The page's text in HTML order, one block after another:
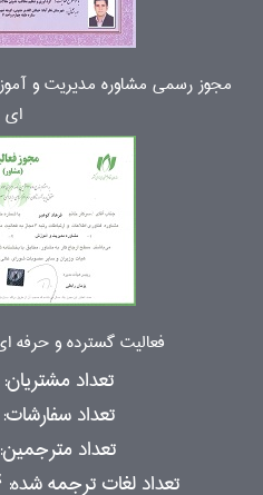
مجوز رسمی مشاوره مدیریت و
ای
فعالیت گسترده و حرفه
تعداد مشتریان:
تعداد سفارشات:
تعداد مترجمین:
تعداد لغات ترجمه شده: